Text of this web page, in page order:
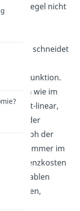
in der Regel nicht
schneidet
wie im
nicht-linear,
Graph der
Graph der
immer im
die Grenzkosten
variablen